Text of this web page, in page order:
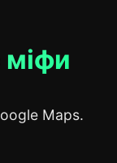
Maps.